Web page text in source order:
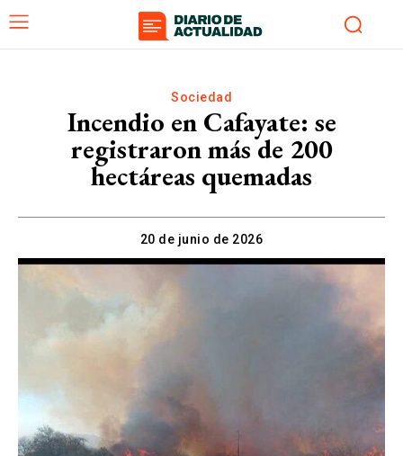
Sociedad
Incendio en Cafayate: se
registraron más de 200
hectáreas quemadas
20 de junio de 2026